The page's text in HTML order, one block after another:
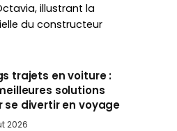
illustrant la
du constructeur
trajets en voiture :
solutions
se divertir en voyage
2026